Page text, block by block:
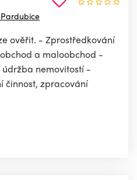
ověřit. - Zprostředkování
a maloobchod -
nemovitostí -
činnost, zpracování